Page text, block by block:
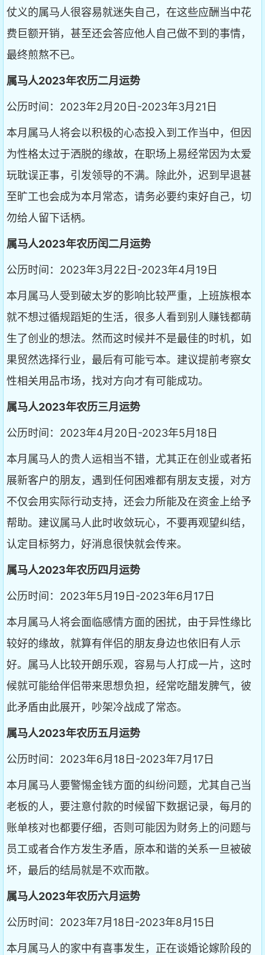
仗义的属马人很容易就迷失自己，在这些应酬当中花
费巨额开销，甚至还会答应他人自己做不到的事情，
最终煎熬不已。
属马人2023年农历二月运势
公历时间：2023年2月20日-2023年3月21日
本月属马人将会以积极的心态投入到工作当中，但因
为性格太过于洒脱的缘故，在职场上易经常因为太爱
玩耽误正事，引发领导的不满。除此外，迟到早退甚
至旷工也会成为本月常态，请务必要约束好自己，切
勿给人留下话柄。
属马人2023年农历闰二月运势
公历时间：2023年3月22日-2023年4月19日
本月属马人受到破太岁的影响比较严重，上班族根本
就不想过循规蹈矩的生活，很多人看到别人赚钱都萌
生了创业的想法。然而这时候并不是最佳的时机，如
果贸然选择行业，最后有可能亏本。建议提前考察女
性相关用品市场，找对方向才有可能成功。
属马人2023年农历三月运势
公历时间：2023年4月20日-2023年5月18日
本月属马人的贵人运相当不错，尤其正在创业或者拓
展新客户的朋友，遇到任何困难都有朋友支援，对方
不仅会用实际行动支持，还会力所能及在资金上给予
帮助。建议属马人此时收敛玩心，不要再观望纠结，
认定目标努力，好消息很快就会传来。
属马人2023年农历四月运势
公历时间：2023年5月19日-2023年6月17日
本月属马人将会面临感情方面的困扰，由于异性缘比
较好的缘故，就算有伴侣的朋友身边也依旧有人示
好。属马人比较开朗乐观，容易与人打成一片，这时
候就可能给伴侣带来思想负担，经常吃醋发脾气，彼
此矛盾由此展开，吵架冷战成了常态。
属马人2023年农历五月运势
公历时间：2023年6月18日-2023年7月17日
本月属马人要警惕金钱方面的纠纷问题，尤其自己当
老板的人，要注意付款的时候留下数据记录，每月的
账单核对也都要仔细，否则可能因为财务上的问题与
员工或者合作方发生矛盾，原本和谐的关系一旦被破
坏，最后的结局就是不欢而散。
属马人2023年农历六月运势
公历时间：2023年7月18日-2023年8月15日
本月属马人的家中有喜事发生，正在谈婚论嫁阶段的